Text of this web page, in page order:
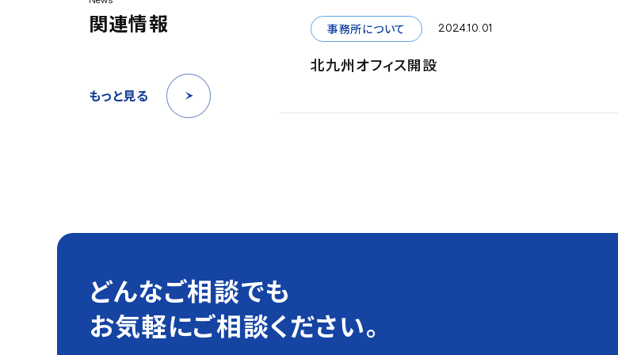
関連情報
もっと見る
事務所について 2024.10.01
北九州オフィス開設
どんなご相談でも
お気軽にご相談ください。